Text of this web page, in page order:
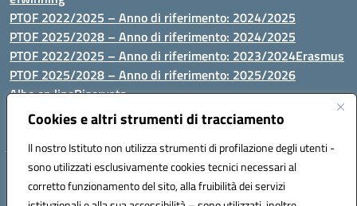
Cookies e altri strumenti di tracciamento
Il nostro Istituto non utilizza strumenti di profilazione degli utenti -
sono utilizzati esclusivamente cookies tecnici necessari al
corretto funzionamento del sito, alla fruibilità dei servizi
PTOF 2022/2025 – Anno di riferimento: 2024/2025
PTOF 2025/2028 – Anno di riferimento: 2024/2025
PTOF 2022/2025 – Anno di riferimento: 2023/2024Erasmus
PTOF 2025/2028 – Anno di riferimento: 2025/2026
Albo on lineRiservata
P.N. Dotazione di attrezzature per le palestre
Via Luna e Sole, 44 07100, Sassari - Tel 079293287 - Fax 0793764116
- Mail: ssvc010009@istruzione.it - PEC: ssvc010009@pec.istruzione.it